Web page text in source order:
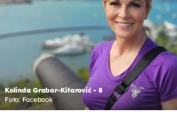
Kolinda Grabar-Kitarović - 8
Foto: Facebook